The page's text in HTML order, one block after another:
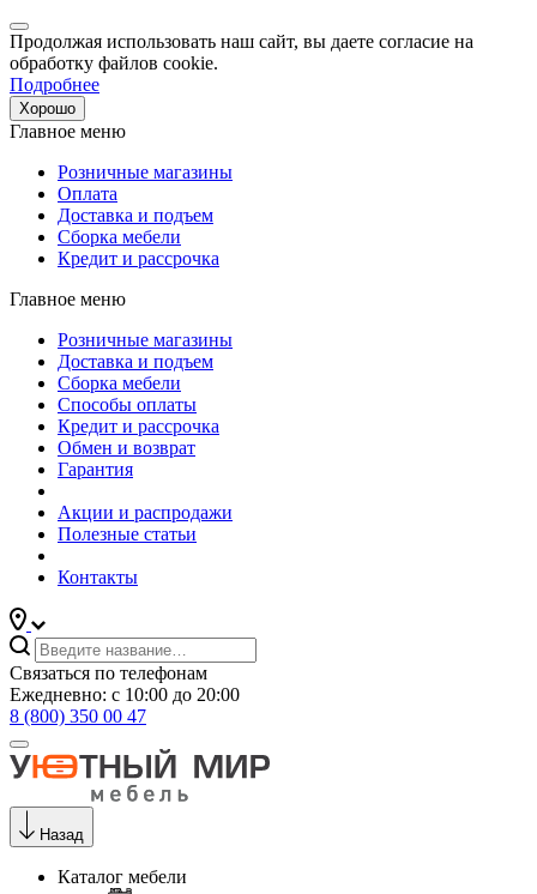
Продолжая использовать наш сайт, вы даете согласие на
обработку файлов cookie.
Подробнее
Хорошо
Главное меню
Розничные магазины
Оплата
Доставка и подъем
Сборка мебели
Кредит и рассрочка
Главное меню
Розничные магазины
Доставка и подъем
Сборка мебели
Способы оплаты
Кредит и рассрочка
Обмен и возврат
Гарантия
Акции и распродажи
Полезные статьи
Контакты
Связаться по телефонам
Ежедневно: с 10:00 до 20:00
8 (800) 350 00 47
Назад
Каталог мебели